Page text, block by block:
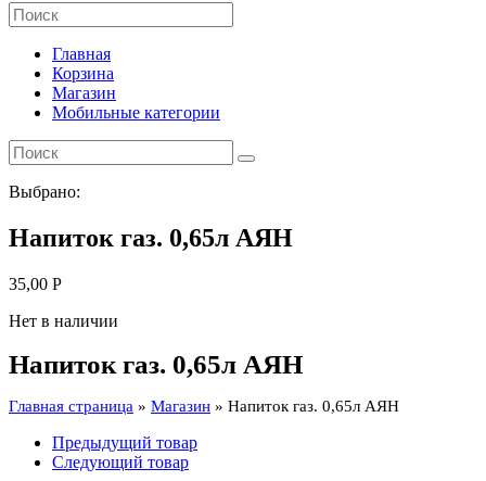
Search
this
websiteГлавная
Корзина
Магазин
Мобильные категории
Выбрано:
Напиток газ. 0,65л АЯН
35,00 Р
Нет в наличии
Напиток газ. 0,65л АЯН
Главная страница » Магазин » Напиток газ. 0,65л АЯН
Предыдущий товар
Следующий товар